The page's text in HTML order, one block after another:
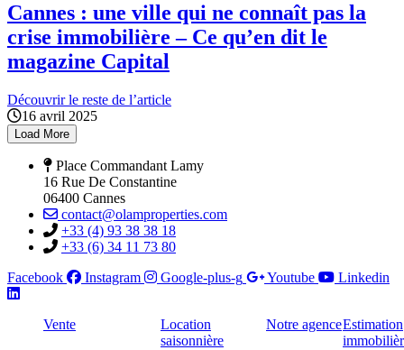
Cannes : une ville qui ne connaît pas la
crise immobilière – Ce qu’en dit le
magazine Capital
Découvrir le reste de l’article
16 avril 2025
Load More
Place Commandant Lamy
16 Rue De Constantine
06400 Cannes
contact@olamproperties.com
+33 (4) 93 38 38 18
+33 (6) 34 11 73 80
Facebook
Instagram Google-plus-g Youtube Linkedin
Vente
Location
saisonnière
Notre agenceEstimation